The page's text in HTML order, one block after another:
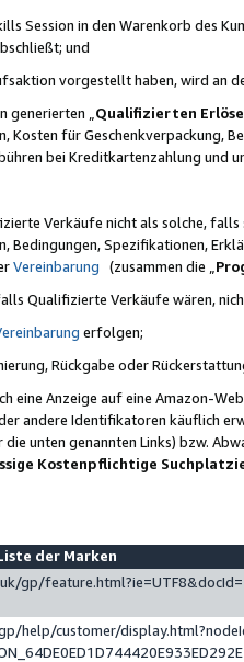
Session in den Warenkorb des
und
vorgestellt haben, wird an
„ Qualifizierten Erlöse
Kosten für Geschenkverpackung,
bei Kreditkartenzahlung und
Verkäufe nicht als solche,
Bedingungen, Spezifikationen,
Vereinbarung (zusammen die „
Qualifizierte Verkäufe wären,
erfolgen;
Rückgabe oder
eine Anzeige auf eine Amazon-
andere Identifikatoren käuflich
unten genannten Links) bzw.
Kostenpflichtige
der Marken
gp/
help/customer/